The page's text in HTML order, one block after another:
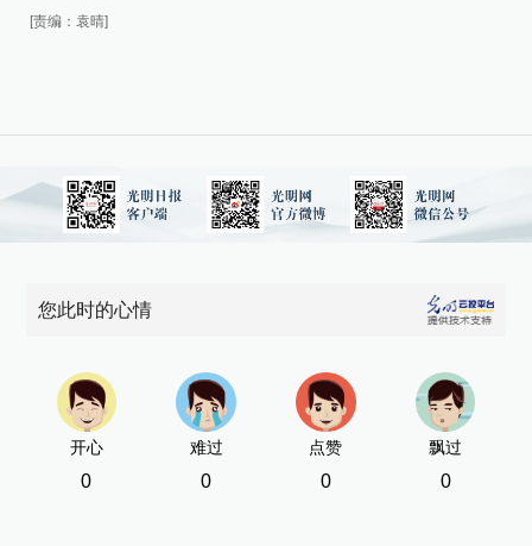
[责编：袁晴]
您此时的心情
开心
0
难过
0
点赞
0
飘过
0